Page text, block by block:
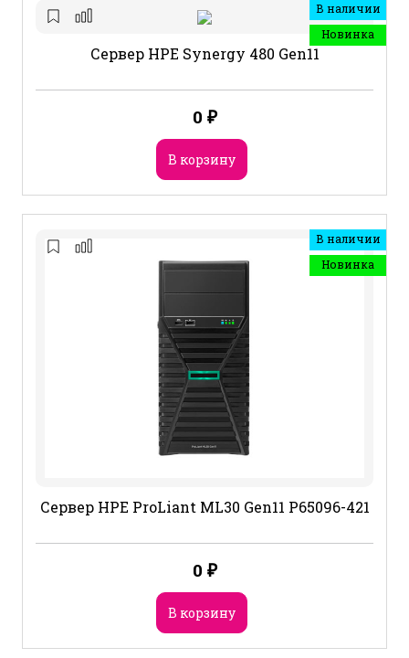
В наличии
Новинка
Сервер HPE Synergy 480 Gen11
0 ₽
В корзину
В наличии
Новинка
Сервер HPE ProLiant ML30 Gen11 P65096-421
0 ₽
В корзину